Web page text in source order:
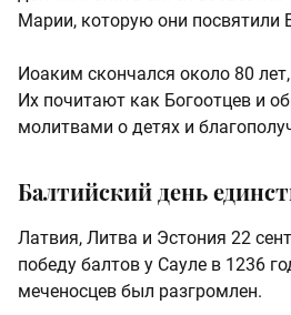
Марии, которую они посвятили
Иоаким скончался около 80
Их почитают как Богоотцев и
молитвами о детях и
Балтийский день
Латвия, Литва и Эстония 22
победу балтов у Сауле в 1236
меченосцев был разгромлен.